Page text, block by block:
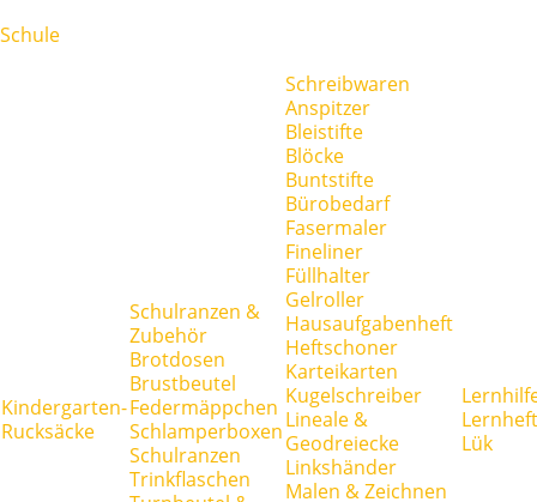
Schule
Kindergarten-
Rucksäcke
Schulranzen &
Zubehör
Brotdosen
Brustbeutel
Federmäppchen
Schlamperboxen
Schulranzen
Trinkflaschen
Schreibwaren
Anspitzer
Bleistifte
Blöcke
Buntstifte
Bürobedarf
Fasermaler
Fineliner
Füllhalter
Gelroller
Hausaufgabenheft
Heftschoner
Karteikarten
Kugelschreiber
Lineale &
Geodreiecke
Linkshänder
Malen & Zeichnen
Lük